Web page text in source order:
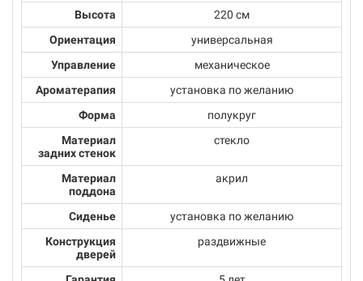
Высота
220 см
Ориентация
универсальная
Управление
механическое
Ароматерапия
установка по желанию
Форма
полукруг
Материал
задних стенок
стекло
Материал
поддона
акрил
Сиденье
установка по желанию
Конструкция
дверей
раздвижные